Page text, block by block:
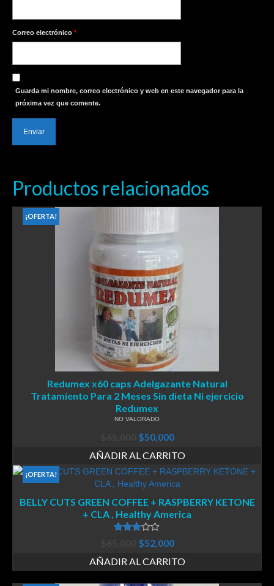
Correo electrónico *
Guarda mi nombre, correo electrónico y web en este navegador para la
próxima vez que comente.
Productos relacionados
¡OFERTA!
Redumex x60 caps Adelgazante Natural
Tratamiento Para 2 Meses Sin dieta Ni ejercicio
Redumex
NO VALORADO
$50,000
AÑADIR AL CARRITO
¡OFERTA!
BELLY CUTS GREEN COFFEE + RASPBERRY KETONE
+ CLA , Healthy America
Valorado
3.00
de 5
$52,000
AÑADIR AL CARRITO